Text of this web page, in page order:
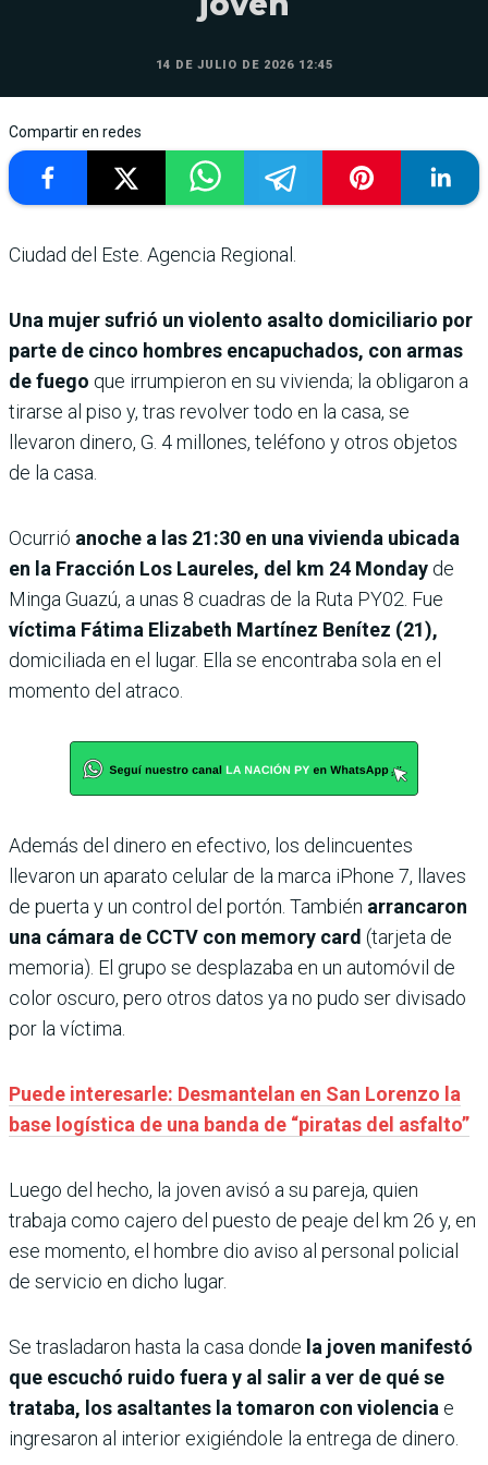
14 DE JULIO DE 2026 12:45
Compartir en redes
Ciudad del Este. Agencia Regional.
Una mujer sufrió un violento asalto domiciliario por
parte de cinco hombres encapuchados, con armas
de fuego que irrumpieron en su vivienda; la obligaron a
tirarse al piso y, tras revolver todo en la casa, se
llevaron dinero, G. 4 millones, teléfono y otros objetos
de la casa.
Ocurrió anoche a las 21:30 en una vivienda ubicada
en la Fracción Los Laureles, del km 24 Monday de
Minga Guazú, a unas 8 cuadras de la Ruta PY02. Fue
víctima Fátima Elizabeth Martínez Benítez (21),
domiciliada en el lugar. Ella se encontraba sola en el
momento del atraco.
Además del dinero en efectivo, los delincuentes
llevaron un aparato celular de la marca iPhone 7, llaves
de puerta y un control del portón. También arrancaron
una cámara de CCTV con memory card (tarjeta de
memoria). El grupo se desplazaba en un automóvil de
color oscuro, pero otros datos ya no pudo ser divisado
por la víctima.
Puede interesarle: Desmantelan en San Lorenzo la
base logística de una banda de “piratas del asfalto”
Luego del hecho, la joven avisó a su pareja, quien
trabaja como cajero del puesto de peaje del km 26 y, en
ese momento, el hombre dio aviso al personal policial
de servicio en dicho lugar.
Se trasladaron hasta la casa donde la joven manifestó
que escuchó ruido fuera y al salir a ver de qué se
trataba, los asaltantes la tomaron con violencia e
ingresaron al interior exigiéndole la entrega de dinero.